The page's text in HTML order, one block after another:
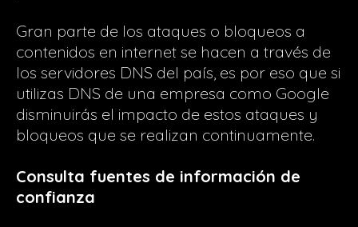
Gran parte de los ataques o bloqueos a
contenidos en internet se hacen a través de
los servidores DNS del país, es por eso que si
utilizas DNS de una empresa como Google
disminuirás el impacto de estos ataques y
bloqueos que se realizan continuamente.
Consulta fuentes de información de
confianza